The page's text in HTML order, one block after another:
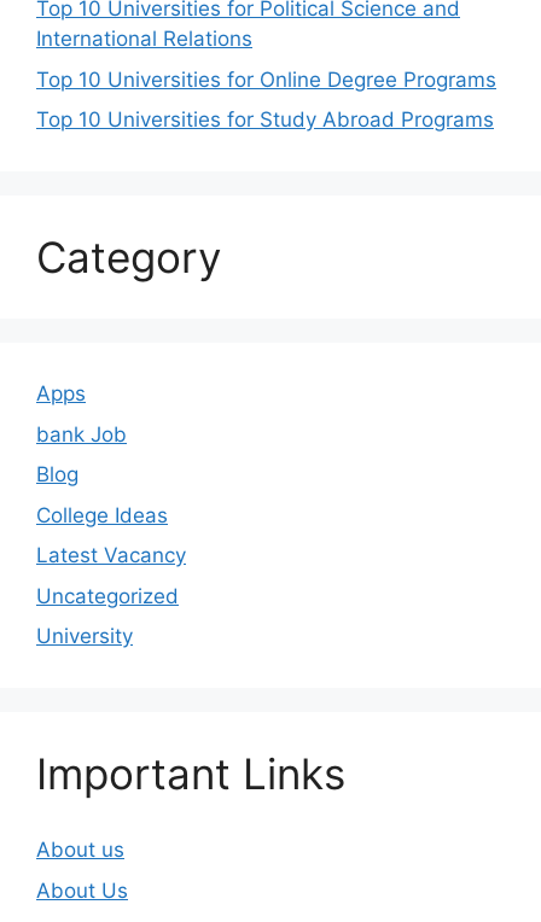
Top 10 Universities for Political Science and
International Relations
Top 10 Universities for Online Degree Programs
Top 10 Universities for Study Abroad Programs
Category
Apps
bank Job
Blog
College Ideas
Latest Vacancy
Uncategorized
University
Important Links
About us
About Us